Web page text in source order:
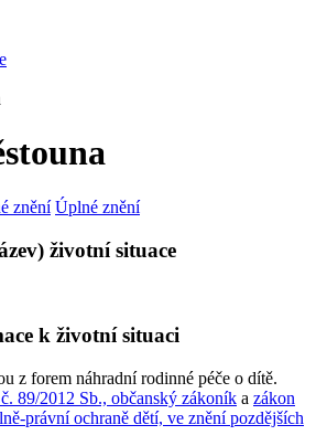
znění Úplné znění
životní situace
k životní situaci
z forem náhradní rodinné péče o dítě.
89/2012 Sb., občanský zákoník a zákon
právní ochraně dětí, ve znění pozdějších